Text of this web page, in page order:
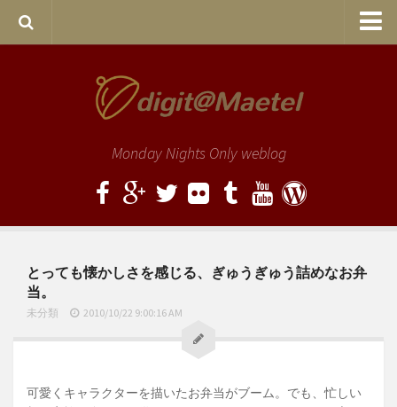
Monday Nights Only weblog
とっても懐かしさを感じる、ぎゅうぎゅう詰めなお弁
当。
未分類 2010/10/22 9:00:16 AM
可愛くキャラクターを描いたお弁当がブーム。でも、忙しい